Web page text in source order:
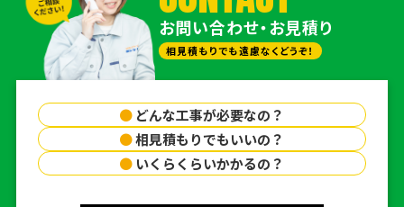
お問い合わせ・お見積り
相見積もりでも遠慮なくどうぞ！
● どんな工事が必要なの？
●相見積もりでもいいの？
● いくらくらいかかるの？